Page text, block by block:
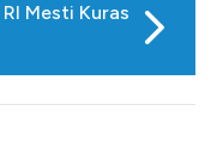
Mesti Kuras